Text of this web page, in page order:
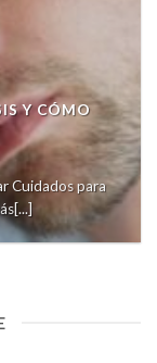
Y CÓMO
Cuidados para